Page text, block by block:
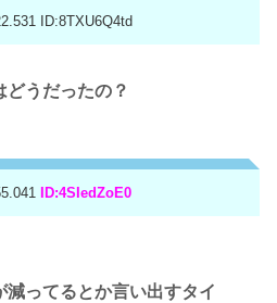
ID:8TXU6Q4td
どうだったの？
ID:4SIedZoE0
減ってるとか言い出すタイ